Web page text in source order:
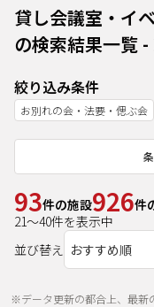
貸し会議室・イ
の検索結果一覧
絞り込み条件
お別れの会・法要・偲ぶ会
93件の施設926件
21～40件を表示中
並び替え
※データ更新の都合上、最新